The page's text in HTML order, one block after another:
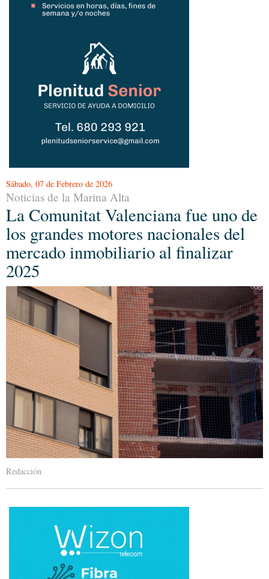
Sábado, 07 de Febrero de 2026
Noticias de la Marina Alta
La Comunitat Valenciana fue uno de
los grandes motores nacionales del
mercado inmobiliario al finalizar
2025
Redacción